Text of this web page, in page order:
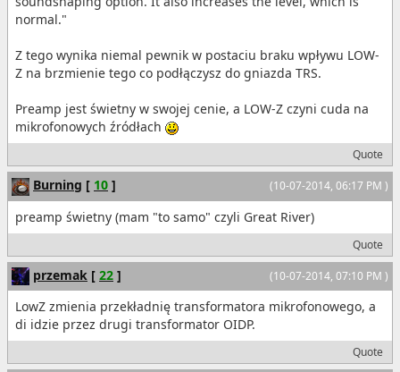
normal."
Z tego wynika niemal pewnik w postaciu braku wpływu LOW-
Z na brzmienie tego co podłączysz do gniazda TRS.
Preamp jest świetny w swojej cenie, a LOW-Z czyni cuda na
mikrofonowych źródłach
Quote
(10-07-2014, 06:17 PM )
Burning [ 10 ]
preamp świetny (mam "to samo" czyli Great River)
Quote
(10-07-2014, 07:10 PM )
przemak [ 22 ]
LowZ zmienia przekładnię transformatora mikrofonowego, a
di idzie przez drugi transformator OIDP.
Quote